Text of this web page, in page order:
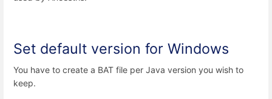
Set default version for Windows
You have to create a BAT file per Java version you wish to
keep.